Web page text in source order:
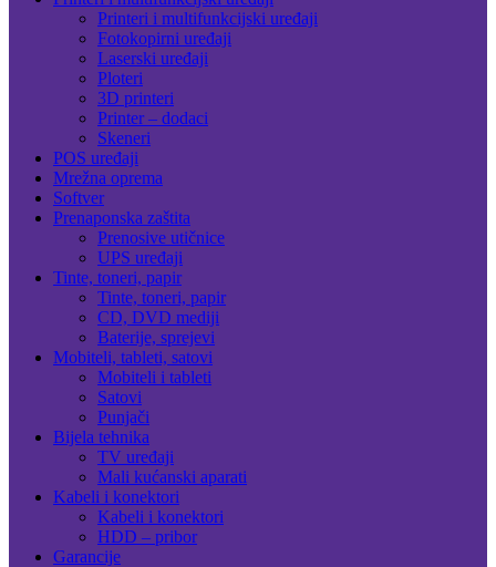
Printeri i multifunkcijski uređaji
Fotokopirni uređaji
Laserski uređaji
Ploteri
3D printeri
Printer – dodaci
Skeneri
POS uređaji
Mrežna oprema
Softver
Prenaponska zaštita
Prenosive utičnice
UPS uređaji
Tinte, toneri, papir
Tinte, toneri, papir
CD, DVD mediji
Baterije, sprejevi
Mobiteli, tableti, satovi
Mobiteli i tableti
Satovi
Punjači
Bijela tehnika
TV uređaji
Mali kućanski aparati
Kabeli i konektori
Kabeli i konektori
HDD – pribor
Garancije